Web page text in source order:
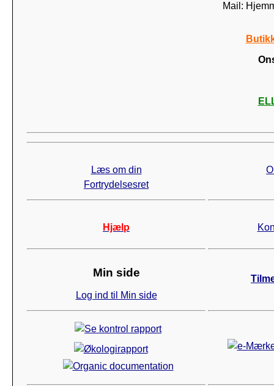
Mail:
Læs om din
Fortrydelsesret
Hjælp
Min side
Log ind til Min side